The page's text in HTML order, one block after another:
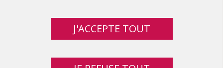
J'ACCEPTE TOUT